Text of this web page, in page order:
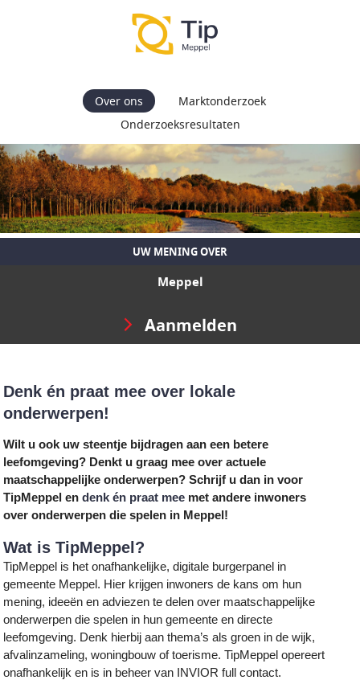
Over ons
Marktonderzoek
Onderzoeksresultaten
UW MENING OVER
Meppel
Aanmelden
Denk én praat mee over lokale
onderwerpen!
Wilt u ook uw steentje bijdragen aan een betere
leefomgeving? Denkt u graag mee over actuele
maatschappelijke onderwerpen? Schrijf u dan in voor
TipMeppel endenk én praat mee met andere inwoners
over onderwerpen die spelen in Meppel!
Wat is TipMeppel?
TipMeppel is het onafhankelijke, digitale burgerpanel in
gemeente Meppel. Hier krijgen inwoners de kans om hun
mening, ideeën en adviezen te delen over maatschappelijke
onderwerpen die spelen in hun gemeente en directe
leefomgeving. Denk hierbij aan thema’s als groen in de wijk,
afvalinzameling, woningbouw of toerisme. TipMeppel opereert
onafhankelijk en is in beheer van INVIOR full contact.